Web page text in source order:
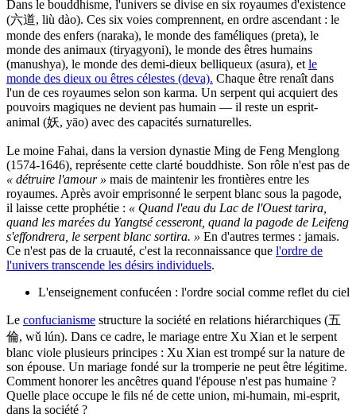
Dans le bouddhisme, l'univers se divise en six royaumes d'existence
(六道, liù dào). Ces six voies comprennent, en ordre ascendant : le
monde des enfers (naraka), le monde des faméliques (preta), le
monde des animaux (tiryagyoni), le monde des êtres humains
(manushya), le monde des demi-dieux belliqueux (asura), et le
monde des dieux ou êtres célestes (deva). Chaque être renaît dans
l'un de ces royaumes selon son karma. Un serpent qui acquiert des
pouvoirs magiques ne devient pas humain — il reste un esprit-
animal (妖, yāo) avec des capacités surnaturelles.
Le moine Fahai, dans la version dynastie Ming de Feng Menglong
(1574-1646), représente cette clarté bouddhiste. Son rôle n'est pas de
« détruire l'amour » mais de maintenir les frontières entre les
royaumes. Après avoir emprisonné le serpent blanc sous la pagode,
il laisse cette prophétie : « Quand l'eau du Lac de l'Ouest tarira,
quand les marées du Yangtsé cesseront, quand la pagode de Leifeng
s'effondrera, le serpent blanc sortira. » En d'autres termes : jamais.
Ce n'est pas de la cruauté, c'est la reconnaissance que l'ordre de
l'univers transcende les désirs individuels.
L'enseignement confucéen : l'ordre social comme reflet du ciel
Le confucianisme structure la société en relations hiérarchiques (五
倫, wǔ lún). Dans ce cadre, le mariage entre Xu Xian et le serpent
blanc viole plusieurs principes : Xu Xian est trompé sur la nature de
son épouse. Un mariage fondé sur la tromperie ne peut être légitime.
Comment honorer les ancêtres quand l'épouse n'est pas humaine ?
Quelle place occupe le fils né de cette union, mi-humain, mi-esprit,
dans la société ?